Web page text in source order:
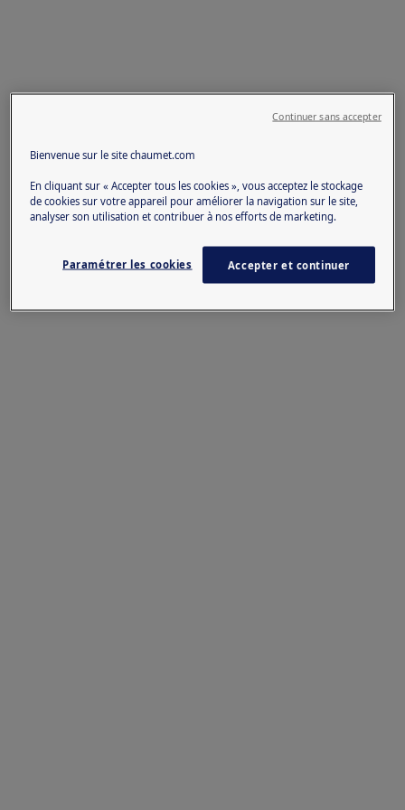
Bienvenue sur le site chaumet.com
En cliquant sur « Accepter tous les cookies », vous acceptez le stockage
de cookies sur votre appareil pour améliorer la navigation sur le site,
analyser son utilisation et contribuer à nos efforts de marketing.
Paramétrer les cookies Accepter et continuer
Continuer sans accepter